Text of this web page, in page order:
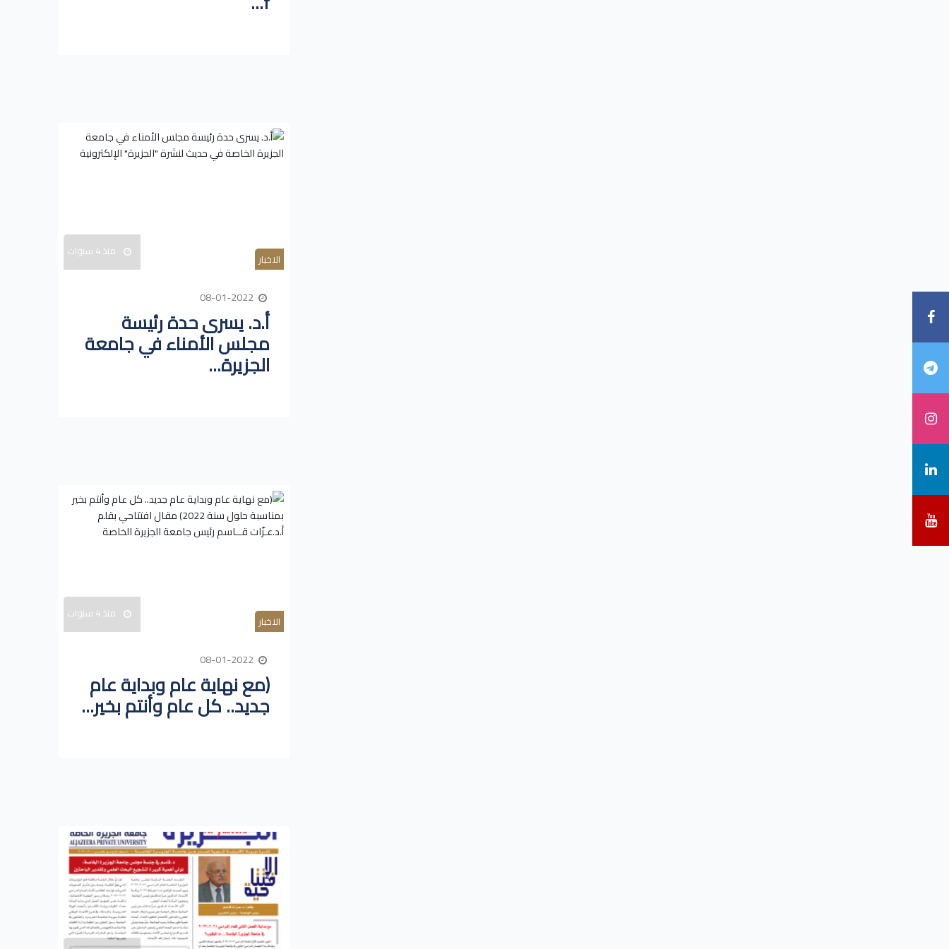
الاخبار منذ 4 سنوات
أ.د. يسرى حدة رئيسة
مجلس الأمناء في جامعة
الجزيرة...
الاخبار منذ 4 سنوات
(مع نهاية عام وبداية عام
جديد.. كل عام وأنتم بخير...